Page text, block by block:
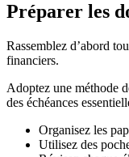
Préparer les
Rassemblez d’abord
financiers.
Adoptez une méthode
des échéances
Organisez les
Utilisez des